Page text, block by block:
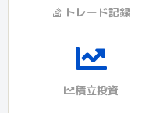
トレード記録
積立投資